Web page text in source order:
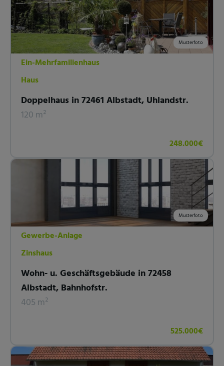
Musterfoto
Ein-Mehrfamilienhaus
Haus
Doppelhaus in 72461 Albstadt, Uhlandstr.
120 m²
248.000€
Musterfoto
Gewerbe-Anlage
Zinshaus
Wohn- u. Geschäftsgebäude in 72458
Albstadt, Bahnhofstr.
405 m²
525.000€